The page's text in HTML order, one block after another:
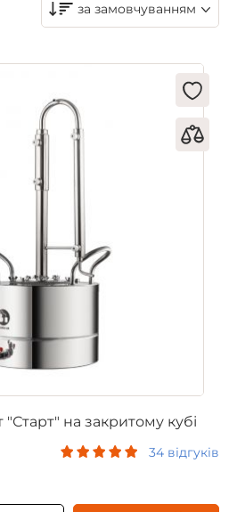
за замовчуванням
на закритому кубі
34 відгуків